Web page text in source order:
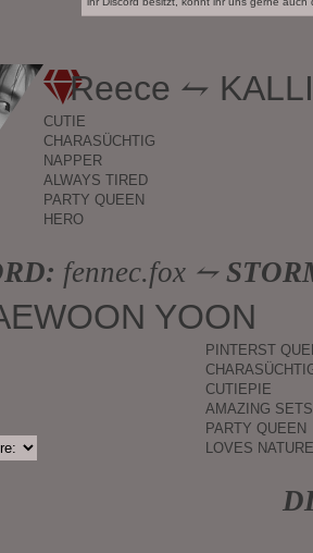
Reece ⥊
CUTIE
CHARASÜCHTIG
NAPPER
ALWAYS TIRED
PARTY QUEEN
HERO
fennec.fox ⥊
YOON
PINTERST
CUTIEPIE
AMAZING SETS
PARTY QUEEN
LOVES NATURE